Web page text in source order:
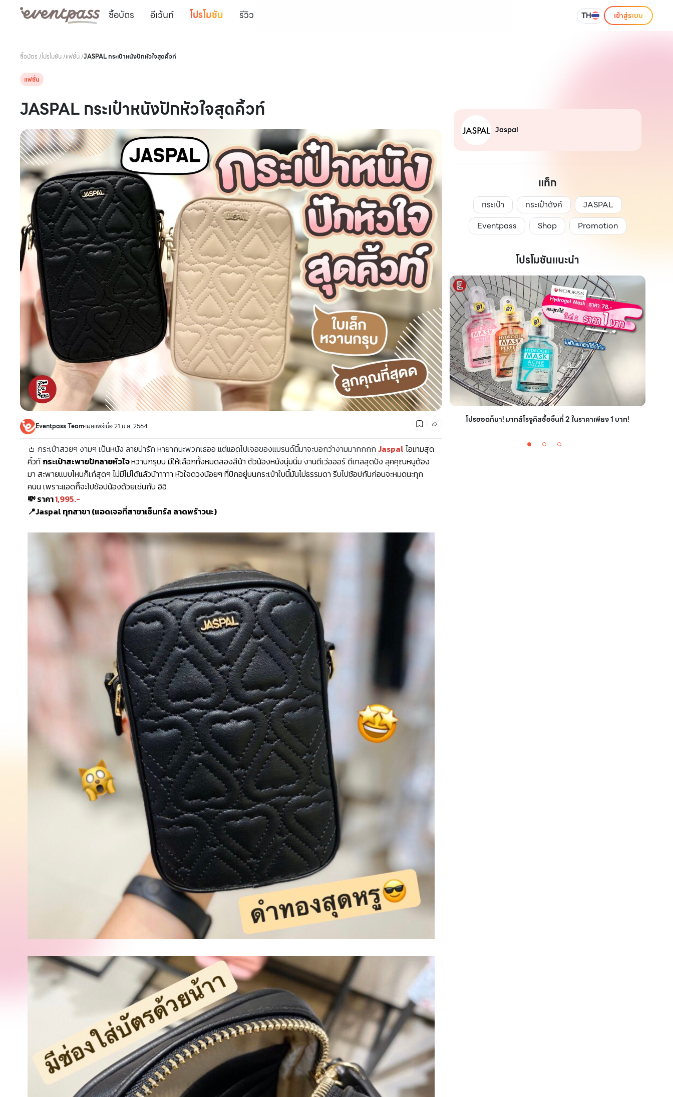
ซื้อบัตร อีเว้นท์ โปรโมชัน รีวิว TH เข้าสู่ระบบ
ซื้อบัตร /โปรโมชัน/แฟชั่น/JASPAL กระเป๋าหนังปักหัวใจสุดคิ้วท์
แฟชั่น
JASPAL กระเป๋าหนังปักหัวใจสุดคิ้วท์
Eventpass Teamเผยแพร่เมื่อ 21 มิ.ย. 2564
👛 กระเป๋าสวยๆ งามๆ เป็นหนัง ลายน่ารัก หายากนะพวกเธออ แต่แอดไปเจอของแบรนด์นี้มาจะบอกว่างามมากกกก Jaspal ไอเทมสุด
คิ้วท์กระเป๋าสะพายปักลายหัวใจหวานกรุบบ มีให้เลือกทั้งหมดสองสีน้า ตัวน้องหนังนุ่มนิ่ม งานดีเว่อออร์ ดีเทลสุดปัง ลุคคุณหนูต้อง
มา สะพายแบบไหนก็เก๋สุดๆ ไม่มีไม่ได้แล้วน้าาาาา หัวใจดวงน้อยๆ ที่ปักอยู่บนกระเป๋าใบนี้มันไม่ธรรมดา รีบไปช้อปกันก่อนจะหมดนะทุก
คนน เพราะแอดก็จะไปช้อปน้องด้วยเช่นกัน อิอิ
💸ราคา1,995.-
📍Jaspal ทุกสาขา (แอดเจอที่สาขาเซ็นทรัล ลาดพร้าวนะ)
Jaspal
แท็ก
กระเป๋า กระเป๋าตังค์
JASPAL
Eventpass
Shop Promotion
โปรโมชันแนะนำ
CMG SHOP SHOP รวมแบรนด์ตัวท็อป ลดสูงสุด50% โปรฮอตก็มา! มากส์โรจูคิสซื้อชิ้นที่ 2 ในราคาเพียง 1 บาท!